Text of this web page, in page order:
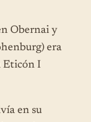
Obernai y
era
Eticón I
en su